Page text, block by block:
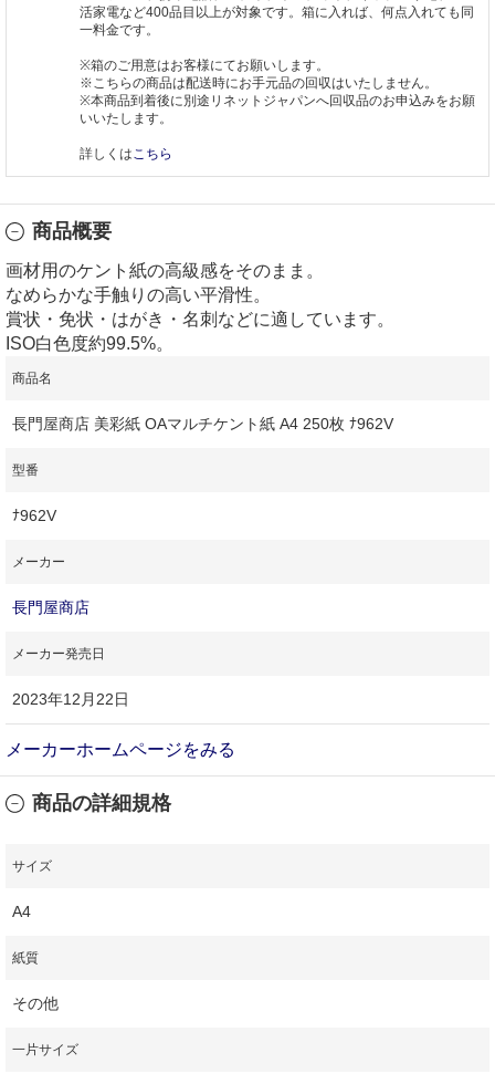
活家電など400品目以上が対象です。箱に入れば、何点入れても同
一料金です。
※箱のご用意はお客様にてお願いします。
※こちらの商品は配送時にお手元品の回収はいたしません。
※本商品到着後に別途リネットジャパンへ回収品のお申込みをお願
いいたします。
詳しくはこちら
商品概要
画材用のケント紙の高級感をそのまま。
なめらかな手触りの高い平滑性。
賞状・免状・はがき・名刺などに適しています。
ISO白色度約99.5%。
商品名
長門屋商店 美彩紙 OAマルチケント紙 A4 250枚 ﾅ962V
型番
ﾅ962V
メーカー
長門屋商店
メーカー発売日
2023年12月22日
メーカーホームページをみる
商品の詳細規格
サイズ
A4
紙質
その他
一片サイズ